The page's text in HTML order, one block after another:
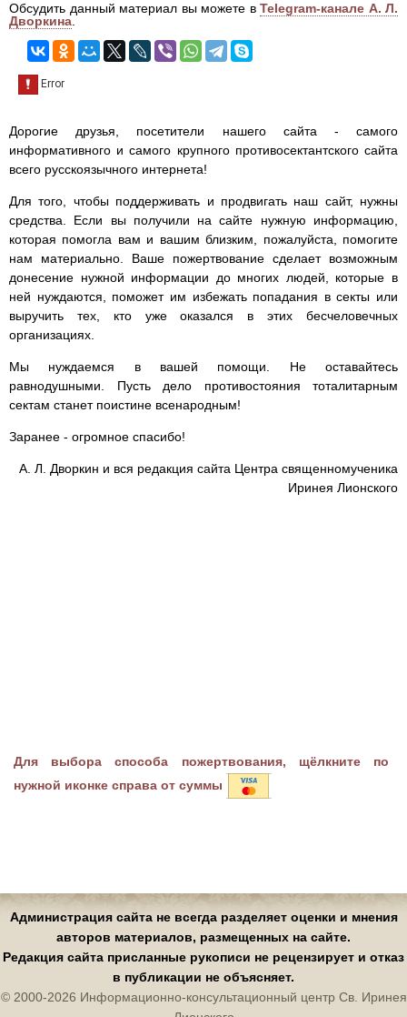
Обсудить данный материал вы можете в Telegram-канале А. Л.
Дворкина.
Дорогие друзья, посетители нашего сайта - самого
информативного и самого крупного противосектантского сайта
всего русскоязычного интернета!
Для того, чтобы поддерживать и продвигать наш сайт, нужны
средства. Если вы получили на сайте нужную информацию,
которая помогла вам и вашим близким, пожалуйста, помогите
нам материально. Ваше пожертвование сделает возможным
донесение нужной информации до многих людей, которые в
ней нуждаются, поможет им избежать попадания в секты или
выручить тех, кто уже оказался в этих бесчеловечных
организациях.
Мы нуждаемся в вашей помощи. Не оставайтесь
равнодушными. Пусть дело противостояния тоталитарным
сектам станет поистине всенародным!
Заранее - огромное спасибо!
А. Л. Дворкин и вся редакция сайта Центра священномученика
Иринея Лионского
Для выбора способа пожертвования, щёлкните по
нужной иконке справа от суммы
Администрация сайта не всегда разделяет оценки и мнения
авторов материалов, размещенных на сайте.
Редакция сайта присланные рукописи не рецензирует и отказ
в публикации не объясняет.
© 2000-2026 Информационно-консультационный центр Св. Иринея